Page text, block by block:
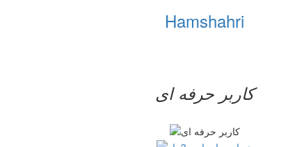
Hamshahri
کاربر حرفه ای